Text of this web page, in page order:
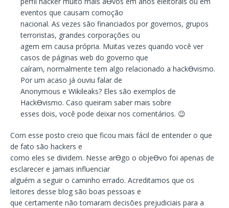
eventos que causam comoção
nacional. As vezes são financiados por governos, grupos
terroristas, grandes corporações ou
agem em causa própria. Muitas vezes quando você ver
casos de páginas web do governo que
caíram, normalmente tem algo relacionado a hackƟvismo.
Por um acaso já ouviu falar de
Anonymous e Wikileaks? Eles são exemplos de
HackƟvismo. Caso queiram saber mais sobre
esses dois, você pode deixar nos comentários. 😉
Com esse posto creio que ficou mais fácil de entender o que
de fato são hackers e
como eles se dividem. Nesse arƟgo o objeƟvo foi apenas de
esclarecer e jamais influenciar
alguém a seguir o caminho errado. Acreditamos que os
leitores desse blog são boas pessoas e
que certamente não tomaram decisões prejudiciais para a